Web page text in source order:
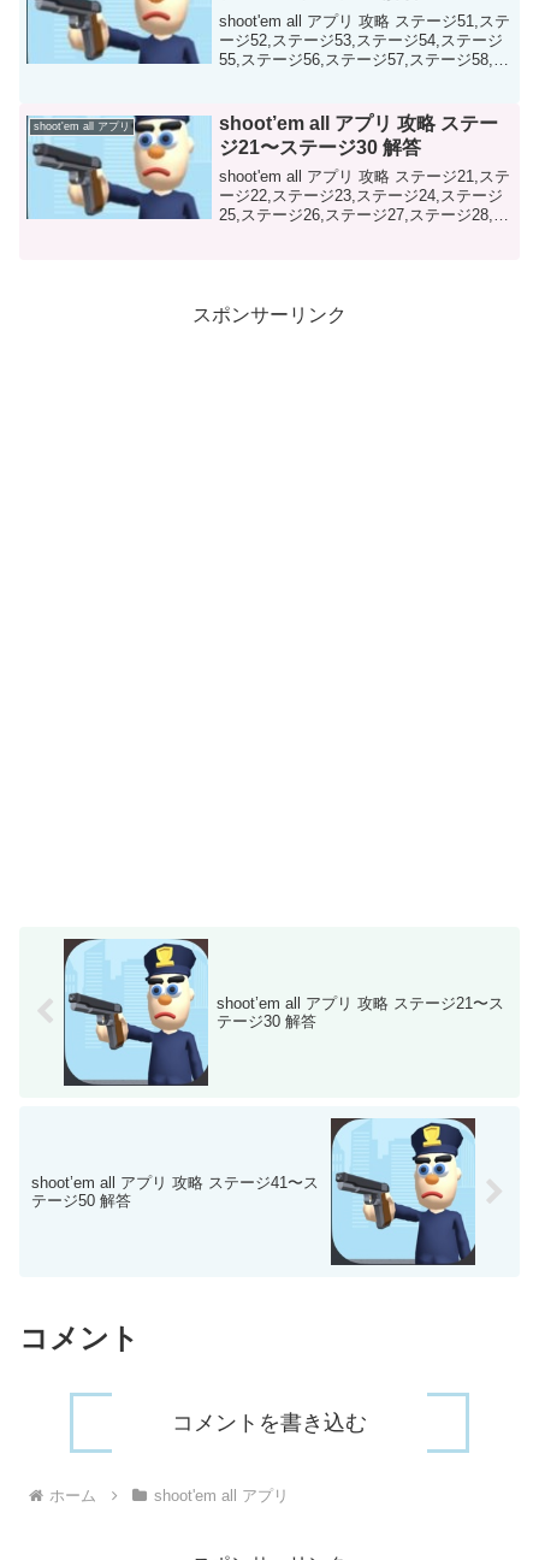
shoot'em all アプリ 攻略 ステージ51,ステ
ージ52,ステージ53,ステージ54,ステージ
55,ステージ56,ステージ57,ステージ58,ス
ば幸いです
shoot'em all アプリ
shoot’em all アプリ 攻略 ステー
ジ21〜ステージ30 解答
shoot'em all アプリ 攻略 ステージ21,ステ
ージ22,ステージ23,ステージ24,ステージ
25,ステージ26,ステージ27,ステージ28,ス
スポンサーリンク
shoot’em all アプリ 攻略 ステージ21〜ス
テージ30 解答
shoot’em all アプリ 攻略 ステージ41〜ス
テージ50 解答
コメント
コメントを書き込む
ホーム shoot'em all アプリ